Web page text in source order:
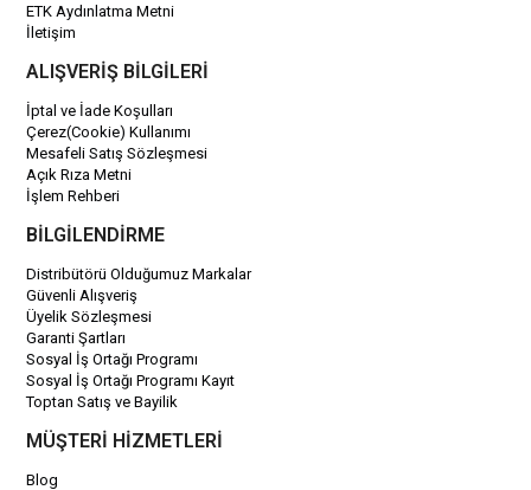
ETK Aydınlatma Metni
İletişim
ALIŞVERİŞ BİLGİLERİ
İptal ve İade Koşulları
Çerez(Cookie) Kullanımı
Mesafeli Satış Sözleşmesi
Açık Rıza Metni
İşlem Rehberi
BİLGİLENDİRME
Distribütörü Olduğumuz Markalar
Güvenli Alışveriş
Üyelik Sözleşmesi
Garanti Şartları
Sosyal İş Ortağı Programı
Sosyal İş Ortağı Programı Kayıt
Toptan Satış ve Bayilik
MÜŞTERİ HİZMETLERİ
Blog